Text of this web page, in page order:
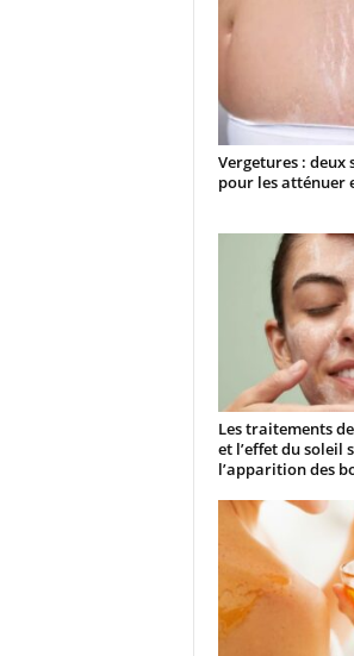
Vergetures : deux
pour les atténuer
Les traitements
et l’effet du soleil
l’apparition des